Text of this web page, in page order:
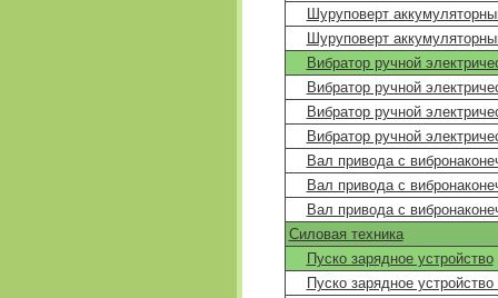
Шуруповерт
Шуруповерт
Вибратор ручной
Вибратор ручной
Вибратор ручной
Вибратор ручной
Вал привода с
Вал привода с
Вал привода с
Силовая техника
Пуско зарядное устройство
Пуско зарядное